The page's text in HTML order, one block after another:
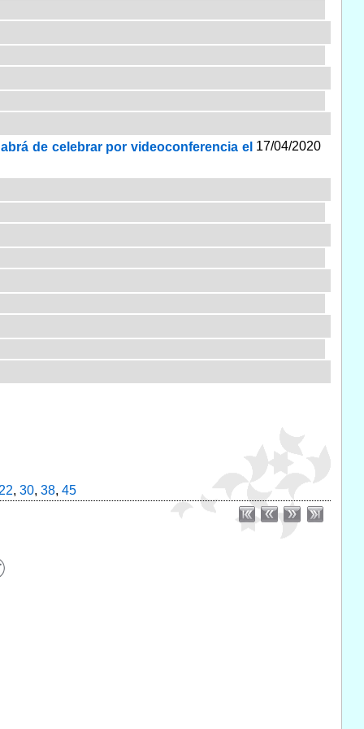
de celebrar por videoconferencia el 17/04/2020
22, 30, 38, 45